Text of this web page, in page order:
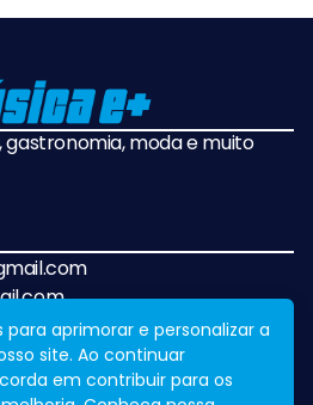
gastronomia, moda e muito
para aprimorar e personalizar a
site. Ao continuar
em contribuir para os